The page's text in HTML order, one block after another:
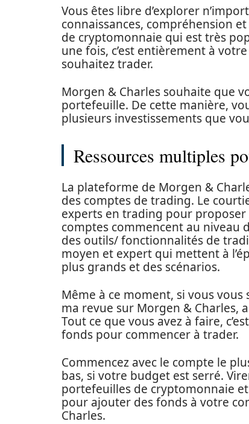
Vous êtes libre d’explorer
connaissances, compréhension
de cryptomonnaie qui est très
une fois, c’est entièrement à
souhaitez trader.
Morgen & Charles souhaite que
portefeuille. De cette manière,
plusieurs investissements que
Ressources multiples
La plateforme de Morgen &
des comptes de trading. Le
experts en trading pour
comptes commencent au niveau
des outils/ fonctionnalités de
moyen et expert qui mettent à
plus grands et des scénarios.
Même à ce moment, si vous
ma revue sur Morgen & Charles,
Tout ce que vous avez à faire,
fonds pour commencer à trader.
Commencez avec le compte le
bas, si votre budget est serré.
portefeuilles de cryptomonnaie
pour ajouter des fonds à votre
Charles.